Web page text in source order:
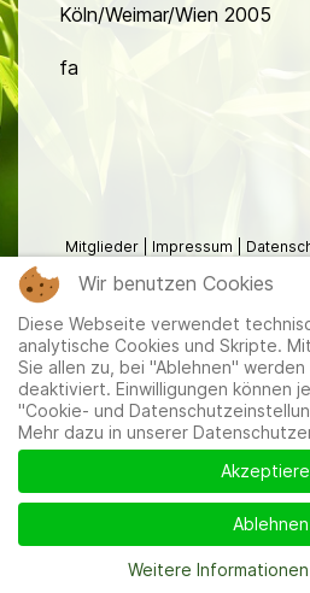
Köln/Weimar/Wien 2005
fa
Mitglieder Impressum
Wir benutzen Cookies
Diese Webseite verwendet
analytische Cookies und Skripte.
Sie allen zu, bei "Ablehnen"
deaktiviert. Einwilligungen können
"Cookie- und
Mehr dazu in unserer
Ablehnen
Weitere Informationen